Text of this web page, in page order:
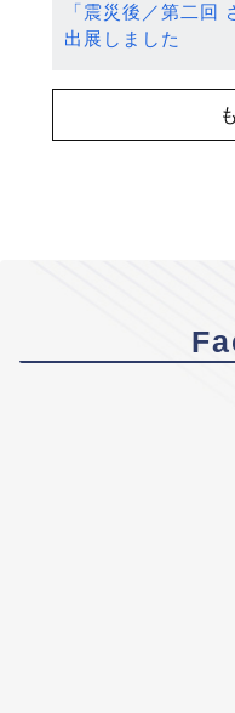
「震災後／第二回
出展しました